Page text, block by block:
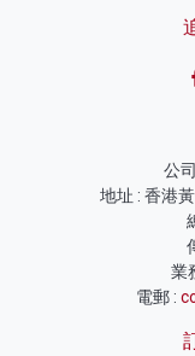
公
地址 : 香港
業
電郵 :